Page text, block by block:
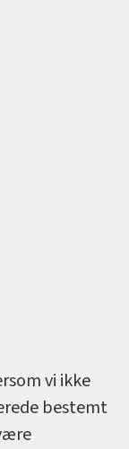
vi ikke
bestemt